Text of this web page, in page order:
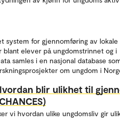
system for gjennomføring av lokale
blant elever på ungdomstrinnet og i
samles i en nasjonal database
om ungdom i
blir ulikhet til
vi hvordan ulike ungdomsliv gir